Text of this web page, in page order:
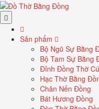
Sản phẩm
Bộ Ngũ Sự Bằng
Bộ Tam Sự Bằng
Đỉnh Đồng Thờ
Hạc Thờ Bằng
Chân Nến Đồng
Bát Hương Đồng